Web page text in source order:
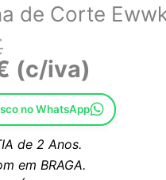
de Corte
89,16€.
62,41€.
(c/iva)
no WhatsApp
de 2 Anos.
em BRAGA.